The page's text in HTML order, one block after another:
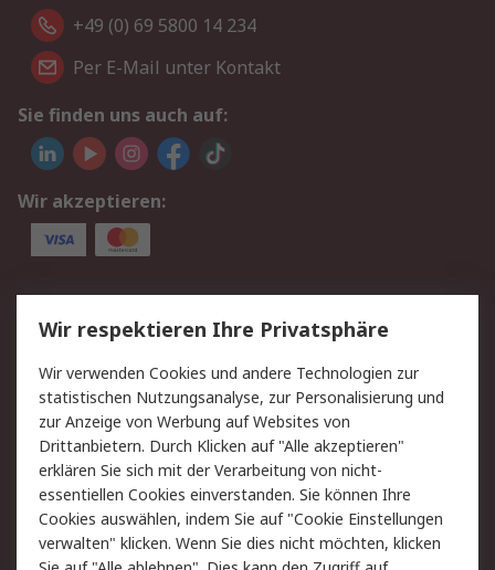
+49 (0) 69 5800 14 234
Per E-Mail unter Kontakt
Sie finden uns auch auf:
Wir akzeptieren:
Service
Value Added Services
Lieferlösungen
Rücksendungen
Kontakt
Hilfe
Privatkunden
Rechtliches
AGB
Datenschutz
Cookie-Richtlinie
Zahlungsbedingungen
Wir respektieren Ihre Privatsphäre
Wir verwenden Cookies und andere Technologien zur
statistischen Nutzungsanalyse, zur Personalisierung und
zur Anzeige von Werbung auf Websites von
Drittanbietern. Durch Klicken auf "Alle akzeptieren"
erklären Sie sich mit der Verarbeitung von nicht-
essentiellen Cookies einverstanden. Sie können Ihre
Cookies auswählen, indem Sie auf "Cookie Einstellungen
verwalten" klicken. Wenn Sie dies nicht möchten, klicken